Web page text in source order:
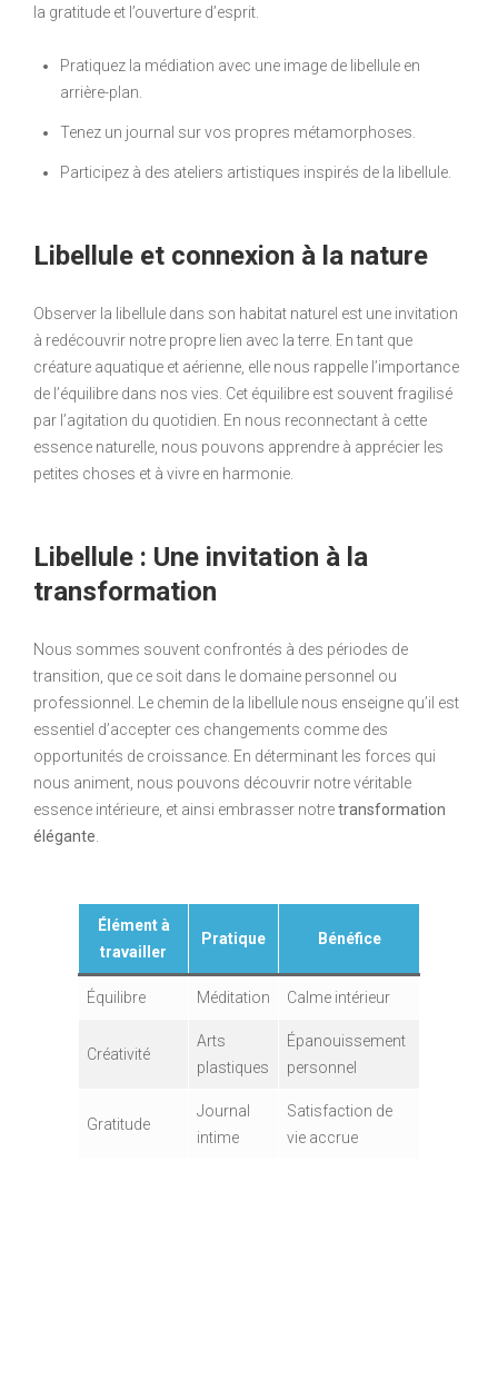
la gratitude et l’ouverture d’esprit.
Pratiquez la médiation avec une image de libellule en
arrière-plan.
Tenez un journal sur vos propres métamorphoses.
Participez à des ateliers artistiques inspirés de la libellule.
Libellule et connexion à la nature
Observer la libellule dans son habitat naturel est une invitation
à redécouvrir notre propre lien avec la terre. En tant que
créature aquatique et aérienne, elle nous rappelle l’importance
de l’équilibre dans nos vies. Cet équilibre est souvent fragilisé
par l’agitation du quotidien. En nous reconnectant à cette
essence naturelle, nous pouvons apprendre à apprécier les
petites choses et à vivre en harmonie.
Libellule : Une invitation à la
transformation
Nous sommes souvent confrontés à des périodes de
transition, que ce soit dans le domaine personnel ou
professionnel. Le chemin de la libellule nous enseigne qu’il est
essentiel d’accepter ces changements comme des
opportunités de croissance. En déterminant les forces qui
nous animent, nous pouvons découvrir notre véritable
essence intérieure, et ainsi embrasser notretransformation
élégante.
Élément à
travailler
Pratique Bénéfice
Équilibre Méditation Calme intérieur
Créativité
Arts
plastiques
Épanouissement
personnel
Gratitude
Journal
intime
Satisfaction de
vie accrue